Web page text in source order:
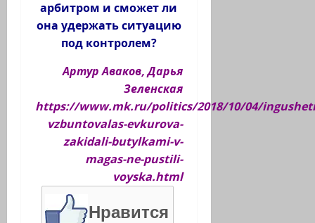
арбитром и сможет ли
она удержать ситуацию
под контролем?
Артур Аваков,Дарья
Зеленская
https://www.mk.ru/politics/2018/10/04/
vzbuntovalas-evkurova-
zakidali-butylkami-v-
magas-ne-pustili-
voyska.html
Нравится